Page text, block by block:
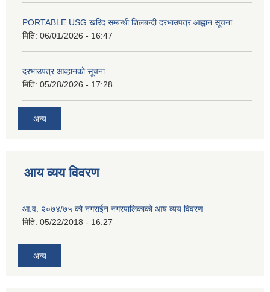
PORTABLE USG खरिद सम्बन्धी शिलबन्दी दरभाउपत्र आह्वान सूचना
मिति: 06/01/2026 - 16:47
दरभाउपत्र आव्हानको सूचना
मिति: 05/28/2026 - 17:28
अन्य
आय व्यय विवरण
आ.व. २०७४/७५ को नगराईन नगरपालिकाको आय व्यय विवरण
मिति: 05/22/2018 - 16:27
अन्य